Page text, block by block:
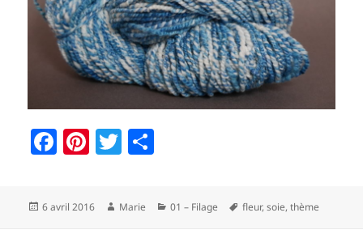
F
c
e
Pi
er
es
T
er a
Publié
6 avril 2016 Auteur
Marie Catégories
01 – Filage
Mots-
fleur,soie,thème